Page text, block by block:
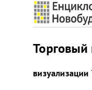
визуализации